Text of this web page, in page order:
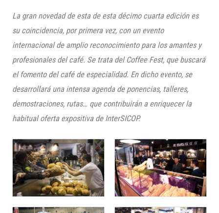
La gran novedad de esta de esta décimo cuarta edición es
su coincidencia, por primera vez, con un evento
internacional de amplio reconocimiento para los amantes y
profesionales del café. Se trata del Coffee Fest, que buscará
el fomento del café de especialidad. En dicho evento, se
desarrollará una intensa agenda de ponencias, talleres,
demostraciones, rutas… que contribuirán a enriquecer la
habitual oferta expositiva de InterSICOP.